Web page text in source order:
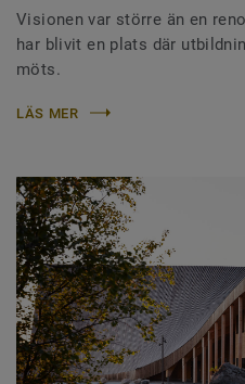
Visionen var större än en
har blivit en plats där
möts.
LÄS MER